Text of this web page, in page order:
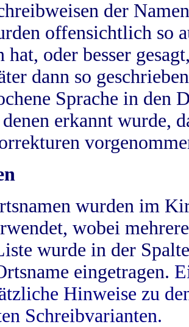
der
offensichtlich so
hat, oder besser
dann so
Sprache in
erkannt wurde,
wurden im
wobei
wurde in der
eingetragen.
Hinweise zu
Schreibvarianten.